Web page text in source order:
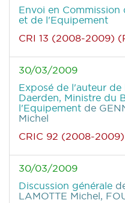
Envoi en
et de l'Equipement
CRI 13 (2008-2009)
30/03/2009
Exposé de l'auteur
Daerden, Ministre du
l'Equipement de
Michel
CRIC 92 (2008-
30/03/2009
Discussion générale
LAMOTTE Michel,